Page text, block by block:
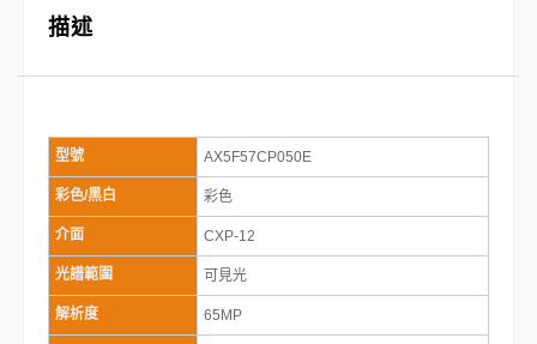
描述
型號 AX5F57CP050E
彩色/黑白 彩色
介面 CXP-12
光譜範圍 可見光
解析度 65MP